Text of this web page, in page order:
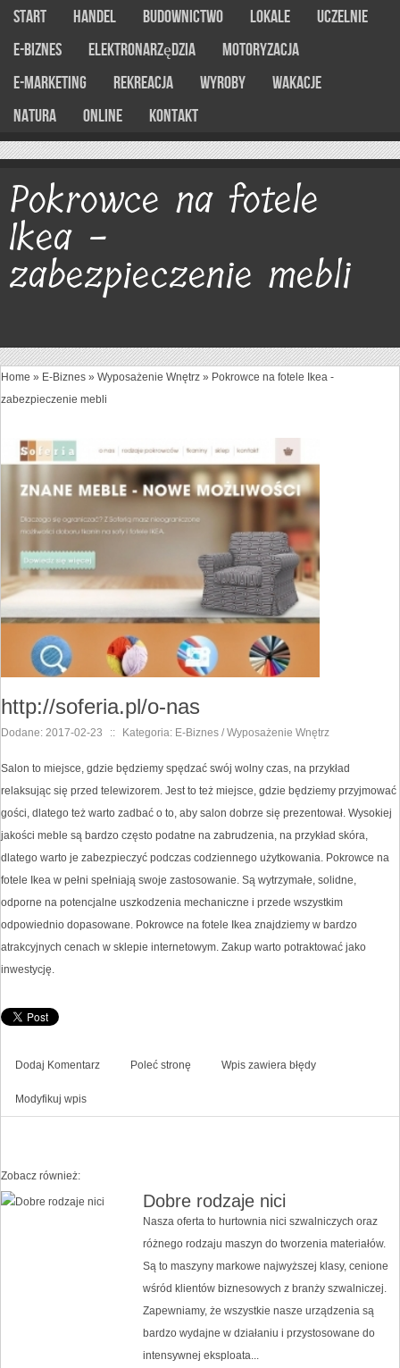
Start Handel Budownictwo Lokale
Uczelnie
E-Biznes
Elektronarzędzia
Motoryzacja
E-marketing
Rekreacja Wyroby
Wakacje
Natura
Online Kontakt
Pokrowce na fotele
Ikea -
zabezpieczenie mebli
Home » E-Biznes » Wyposażenie Wnętrz » Pokrowce na fotele Ikea -
zabezpieczenie mebli
http://soferia.pl/o-nas
Dodane: 2017-02-23 :: Kategoria: E-Biznes / Wyposażenie Wnętrz
Salon to miejsce, gdzie będziemy spędzać swój wolny czas, na przykład
relaksując się przed telewizorem. Jest to też miejsce, gdzie będziemy przyjmować
gości, dlatego też warto zadbać o to, aby salon dobrze się prezentował. Wysokiej
jakości meble są bardzo często podatne na zabrudzenia, na przykład skóra,
dlatego warto je zabezpieczyć podczas codziennego użytkowania. Pokrowce na
fotele Ikea w pełni spełniają swoje zastosowanie. Są wytrzymałe, solidne,
odporne na potencjalne uszkodzenia mechaniczne i przede wszystkim
odpowiednio dopasowane. Pokrowce na fotele Ikea znajdziemy w bardzo
atrakcyjnych cenach w sklepie internetowym. Zakup warto potraktować jako
inwestycję.
Dodaj Komentarz Poleć stronę Wpis zawiera błędy
Modyfikuj wpis
Zobacz również:
Dobre rodzaje nici
Nasza oferta to hurtownia nici szwalniczych oraz
różnego rodzaju maszyn do tworzenia materiałów.
Są to maszyny markowe najwyższej klasy, cenione
wśród klientów biznesowych z branży szwalniczej.
Zapewniamy, że wszystkie nasze urządzenia są
bardzo wydajne w działaniu i przystosowane do
intensywnej eksploata...